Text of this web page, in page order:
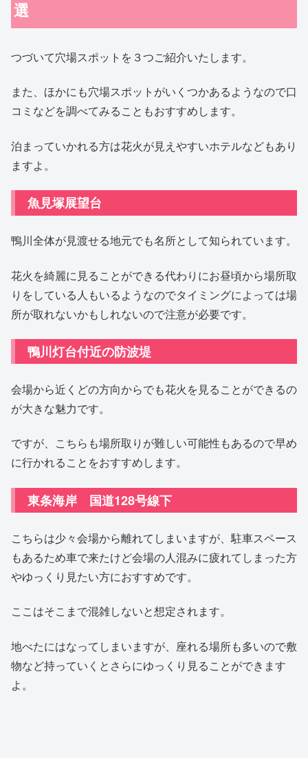
選
つづいて穴場スポットを３つご紹介いたします。
また、ほかにも穴場スポットがいくつかあるようなので口
コミなどを調べてみることもおすすめします。
泊まっていかれる方は花火が見えやすいホテルなどもあり
ますよ。
魚見塚展望台
鴨川全体が見渡せる地元でも名所として知られています。
花火を綺麗に見ることができる代わりにお昼頃から場所取
りをしている人もいるようなのでタイミングによっては場
所が取れないかもしれないので注意が必要です。
鴨川灯台付近の防波堤
会場から近くどの方向からでも花火を見ることができるの
が大きな魅力です。
ですが、こちらも場所取りが難しい可能性もあるので早め
に行かれることをおすすめします。
東条海岸 国道128号線下
こちらは少々会場から離れてしまいますが、駐車スペース
もあるため車で来たけど会場の人混みに疲れてしまった方
やゆっくり見たい方におすすめです。
ここはそこまで混雑しないと想定されます。
地べたにはなってしまいますが、座れる場所も多いので敷
物など持っていくとさらにゆっくり見ることができます
よ。